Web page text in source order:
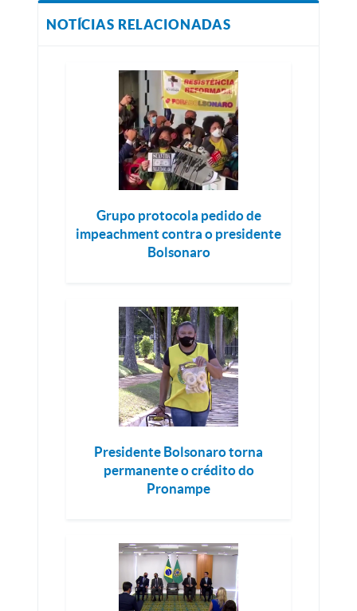
NOTÍCIAS RELACIONADAS
Grupo protocola pedido de
impeachment contra o presidente
Bolsonaro
Presidente Bolsonaro torna
permanente o crédito do
Pronampe